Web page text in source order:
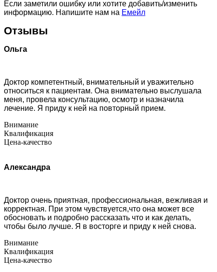
Если заметили ошибку или хотите добавить/изменить
информацию. Напишите нам на Емейл
Отзывы
Ольга
Доктор компетентный, внимательный и уважительно
относиться к пациентам. Она внимательно выслушала
меня, провела консультацию, осмотр и назначила
лечение. Я приду к ней на повторный прием.
Внимание
Квалификация
Цена-качество
Александра
Доктор очень приятная, профессиональная, вежливая и
корректная. При этом чувствуется,что она может все
обосновать и подробно рассказать что и как делать,
чтобы было лучше. Я в восторге и приду к ней снова.
Внимание
Квалификация
Цена-качество